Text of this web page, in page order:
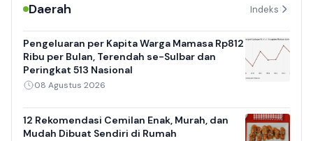
Daerah Indeks
Pengeluaran per Kapita Warga Mamasa Rp812
Ribu per Bulan, Terendah se-Sulbar dan
Peringkat 513 Nasional
08 Agustus 2026
12 Rekomendasi Cemilan Enak, Murah, dan
Mudah Dibuat Sendiri di Rumah